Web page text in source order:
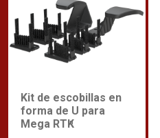
Kit de escobillas en
forma de U para
Mega RTK
n